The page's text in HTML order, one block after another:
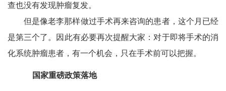
查也没有发现肿瘤复发。
但是像老李那样做过手术再来咨询的患者，这个月已经
是第三个了。因此有必要再次提醒大家：对于即将手术的消
化系统肿瘤患者，有一个机会，只在手术前可以把握。
国家重磅政策落地